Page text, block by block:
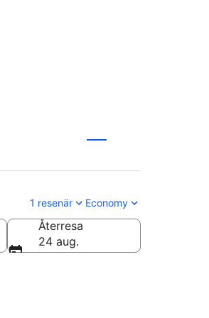
1 resenär Economy
Återresa
24 aug.